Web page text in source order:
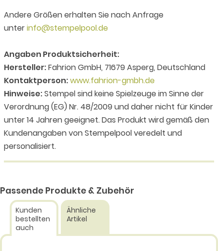
Andere Größen erhalten Sie nach Anfrage
unterinfo@stempelpool.de
Angaben Produktsicherheit:
Hersteller:Fahrion GmbH, 71679 Asperg, Deutschland
Kontaktperson:www.fahrion-gmbh.de
Hinweise:Stempel sind keine Spielzeuge im Sinne der
Verordnung (EG) Nr. 48/2009 und daher nicht für Kinder
unter 14 Jahren geeignet. Das Produkt wird gemäß den
Kundenangaben von Stempelpool veredelt und
personalisiert.
Passende Produkte & Zubehör
Kunden
bestellten
auch
Ähnliche
Artikel